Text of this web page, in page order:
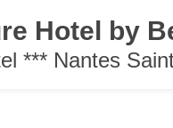
Hotel by
*** Nantes